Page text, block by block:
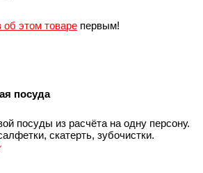
об этом товаре первым!
посуда
посуды из расчёта на одну персону.
скатерть, зубочистки.